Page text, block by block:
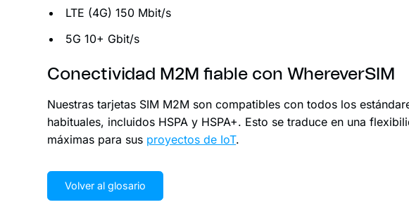
LTE (4G) 150 Mbit/s
5G 10+ Gbit/s
Conectividad M2M fiable con WhereverSIM
Nuestras tarjetas SIM M2M son compatibles con todos los
habituales, incluidos HSPA y HSPA+. Esto se traduce en una
máximas para sus proyectos de IoT.
Volver al glosario